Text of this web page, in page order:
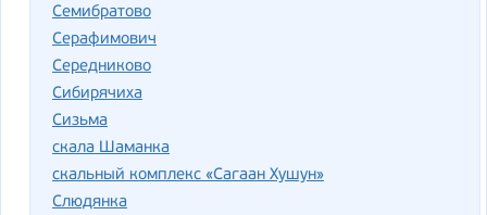
Семибратово
Серафимович
Середниково
Сибирячиха
Сизьма
скала Шаманка
скальный комплекс «Сагаан Хушун»
Слюдянка